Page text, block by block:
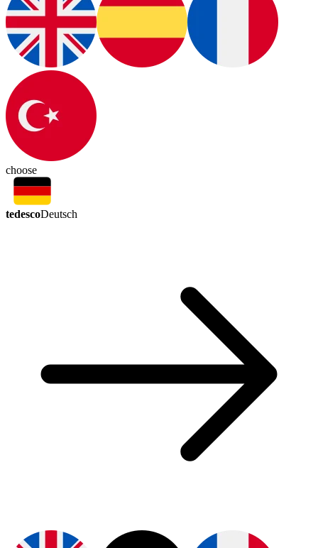
choose
tedescoDeutsch